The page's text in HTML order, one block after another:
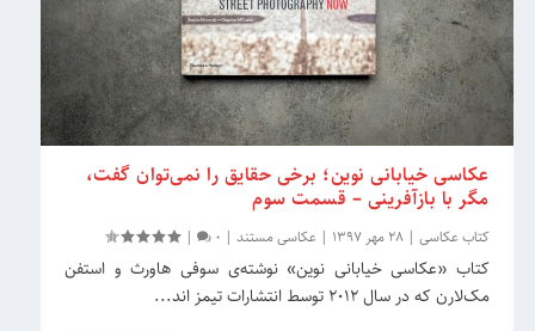
عکاسی خیابانی نوین؛ برخی حقایق را نمی‌توان گفت،
مگر با بازآفرینی – قسمت سوم
کتاب عکاسی |28 مهر 1397 |عکاسی مستند |
0
|
کتاب «عکاسی خیابانی نوین» نوشته‌ی سوفی هاورث و استفن
مک‌لارن که در سال ۲۰۱۲ توسط انتشارات تیمز اند...